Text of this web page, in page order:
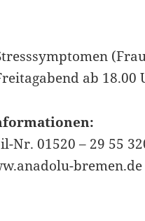
ab 18.00
Nr. 01520 – 29 55
bremen.de